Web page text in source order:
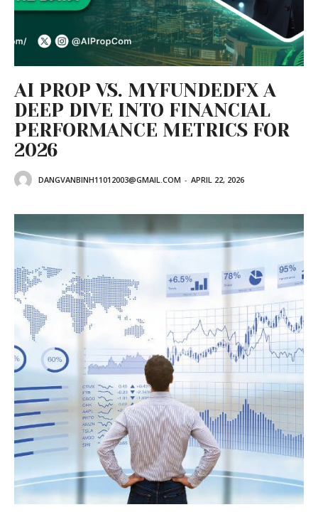
AI PROP VS. MYFUNDEDFX A
DEEP DIVE INTO FINANCIAL
PERFORMANCE METRICS FOR
2026
DANGVANBINH11012003@GMAIL.COM - APRIL 22, 2026